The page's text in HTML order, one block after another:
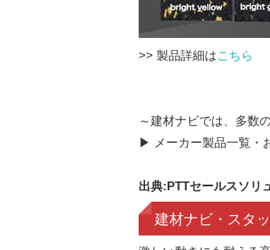
>> 製品詳細はこちら
～建材ナビでは、多数
▶ メーカー製品一覧・
出典:PTTセールスソリ
建材ナビ・スタ